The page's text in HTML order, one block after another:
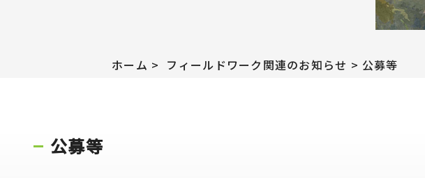
ホーム フィールドワーク関連のお知らせ 公募等
公募等